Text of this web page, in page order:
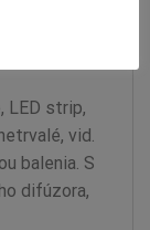
LED strip,
vid.
balenia. S
difúzora,